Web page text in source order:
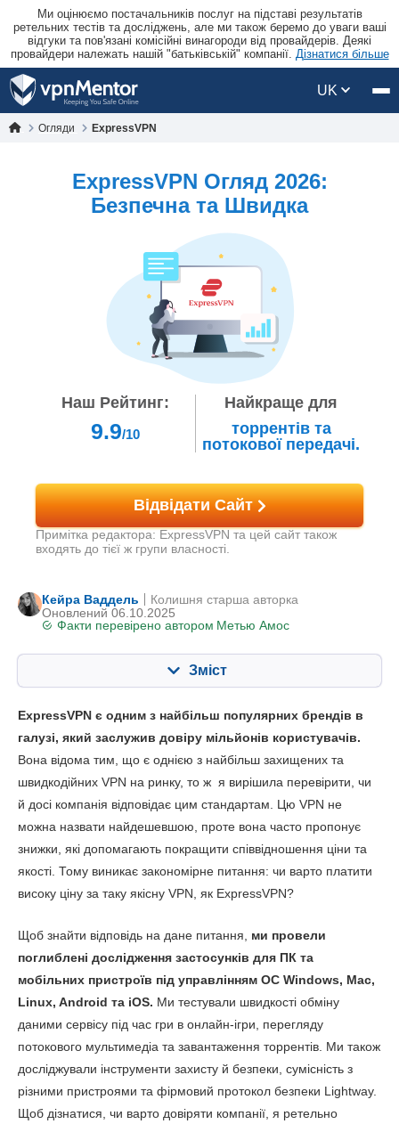
Ми оцінюємо постачальників послуг на підставі результатів
ретельних тестів та досліджень, але ми також беремо до уваги ваші
відгуки та пов'язані комісійні винагороди від провайдерів. Деякі
провайдери належать нашій "батьківській" компанії. Дізнатися більше
UK
Огляди ExpressVPN
ExpressVPN Огляд 2026:
Безпечна та Швидка
Наш Рейтинг:
9.9/10
Найкраще для
торрентів та
потокової передачі.
Відвідати Сайт
Примітка редактора: ExpressVPN та цей сайт також
входять до тієї ж групи власності.
Кейра Ваддель
Оновлений 06.10.2025
Факти перевірено автором Метью Амос
Колишня старша авторка
Зміст
Ключові характеристики 10.0
Потокова трансляція 10.0
Геймінг 9.5
Серверна мережа 9.6
Безпека 10.0
Торренти
Встановлення та додатки 10.0
Ціни
Надійність та підтримка 10.0
ExpressVPN є одним з найбільш популярних брендів в
галузі, який заслужив довіру мільйонів користувачів.
Вона відома тим, що є однією з найбільш захищених та
швидкодійних VPN на ринку, то ж я вирішила перевірити, чи
й досі компанія відповідає цим стандартам. Цю VPN не
можна назвати найдешевшою, проте вона часто пропонує
знижки, які допомагають покращити співвідношення ціни та
якості. Тому виникає закономірне питання: чи варто платити
високу ціну за таку якісну VPN, як ExpressVPN?
Щоб знайти відповідь на дане питання, ми провели
поглиблені дослідження застосунків для ПК та
мобільних пристроїв під управлінням ОС Windows, Mac,
Linux, Android та iOS. Ми тестували швидкості обміну
даними сервісу під час гри в онлайн-ігри, перегляду
потокового мультимедіа та завантаження торрентів. Ми також
досліджували інструменти захисту й безпеки, сумісність з
різними пристроями та фірмовий протокол безпеки Lightway.
Щоб дізнатися, чи варто довіряти компанії, я ретельно